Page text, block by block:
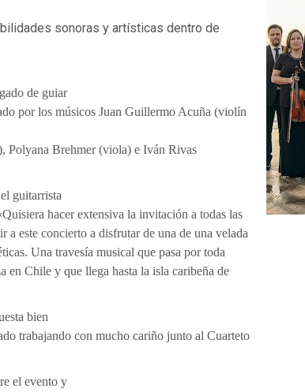
sonoras y artísticas dentro de
de guiar
por los músicos Juan Guillermo Acuña (violín
Polyana Brehmer (viola) e Iván Rivas
guitarrista
hacer extensiva la invitación a todas las
a este concierto a disfrutar de una de una velada
Una travesía musical que pasa por toda
en Chile y que llega hasta la isla caribeña de
bien
trabajando con mucho cariño junto al Cuarteto
el evento y